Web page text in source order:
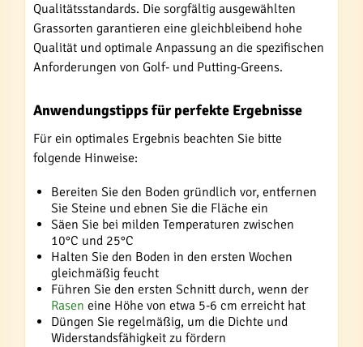
Qualitätsstandards. Die sorgfältig ausgewählten
Grassorten garantieren eine gleichbleibend hohe
Qualität und optimale Anpassung an die spezifischen
Anforderungen von Golf- und Putting-Greens.
Anwendungstipps für perfekte Ergebnisse
Für ein optimales Ergebnis beachten Sie bitte
folgende Hinweise:
Bereiten Sie den Boden gründlich vor, entfernen
Sie Steine und ebnen Sie die Fläche ein
Säen Sie bei milden Temperaturen zwischen
10°C und 25°C
Halten Sie den Boden in den ersten Wochen
gleichmäßig feucht
Führen Sie den ersten Schnitt durch, wenn der
Rasen eine Höhe von etwa 5-6 cm erreicht hat
Düngen Sie regelmäßig, um die Dichte und
Widerstandsfähigkeit zu fördern